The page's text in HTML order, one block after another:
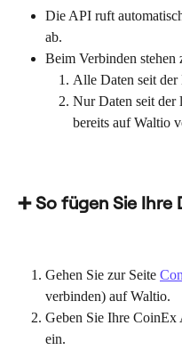
Die API ruft
ab.
Beim Verbinden
Alle Daten seit
Nur Daten seit der
bereits auf Waltio
➕ So fügen Sie
Gehen Sie zur Seite
verbinden) auf Waltio.
Geben Sie Ihre CoinEx
ein.